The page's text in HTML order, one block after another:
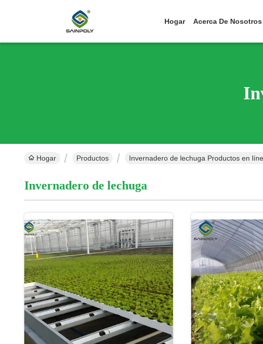
Hogar Acerca De Nosotros
Hogar Productos Invernadero de lechuga Productos en
Invernadero de lechuga